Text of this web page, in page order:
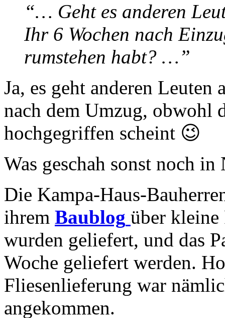
“… Geht es anderen
Ihr 6 Wochen nach
rumstehen habt? …”
Ja, es geht anderen
nach dem Umzug, obwohl
hochgegriffen scheint 😉
Was geschah sonst noch
Die Kampa-Haus-
ihrem Baublog über kleine
wurden geliefert, und das
Woche geliefert werden.
Fliesenlieferung war
angekommen.